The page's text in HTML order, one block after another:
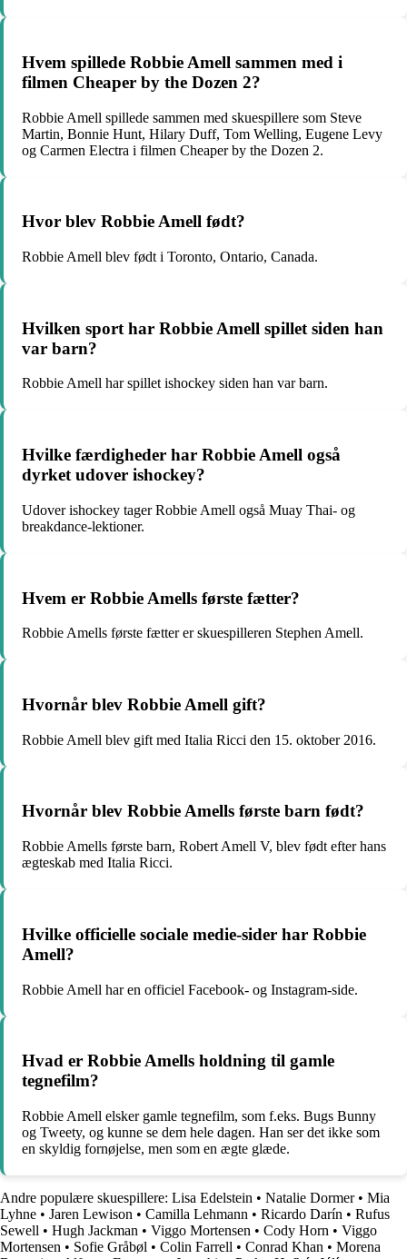
Hvem spillede Robbie Amell sammen med i
filmen Cheaper by the Dozen 2?
Robbie Amell spillede sammen med skuespillere som Steve
Martin, Bonnie Hunt, Hilary Duff, Tom Welling, Eugene Levy
og Carmen Electra i filmen Cheaper by the Dozen 2.
Hvor blev Robbie Amell født?
Robbie Amell blev født i Toronto, Ontario, Canada.
Hvilken sport har Robbie Amell spillet siden han
var barn?
Robbie Amell har spillet ishockey siden han var barn.
Hvilke færdigheder har Robbie Amell også
dyrket udover ishockey?
Udover ishockey tager Robbie Amell også Muay Thai- og
breakdance-lektioner.
Hvem er Robbie Amells første fætter?
Robbie Amells første fætter er skuespilleren Stephen Amell.
Hvornår blev Robbie Amell gift?
Robbie Amell blev gift med Italia Ricci den 15. oktober 2016.
Hvornår blev Robbie Amells første barn født?
Robbie Amells første barn, Robert Amell V, blev født efter hans
ægteskab med Italia Ricci.
Hvilke officielle sociale medie-sider har Robbie
Amell?
Robbie Amell har en officiel Facebook- og Instagram-side.
Hvad er Robbie Amells holdning til gamle
tegnefilm?
Robbie Amell elsker gamle tegnefilm, som f.eks. Bugs Bunny
og Tweety, og kunne se dem hele dagen. Han ser det ikke som
en skyldig fornøjelse, men som en ægte glæde.
Andre populære skuespillere: Lisa Edelstein • Natalie Dormer• Mia
Lyhne • Jaren Lewison • Camilla Lehmann • Ricardo Darín • Rufus
Sewell • Hugh Jackman • Viggo Mortensen • Cody Horn • Viggo
Mortensen • Sofie Gråbøl • Colin Farrell • Conrad Khan • Morena